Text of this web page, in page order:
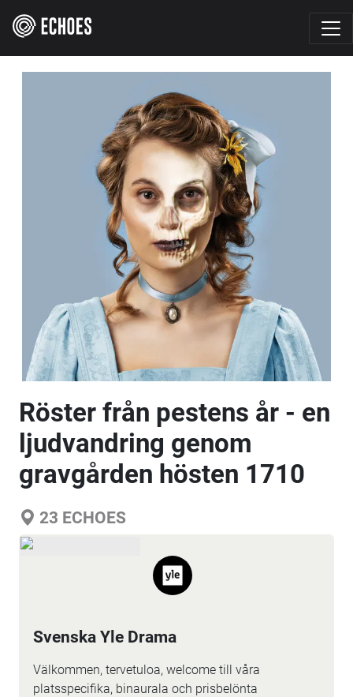
Röster från pestens år - en
ljudvandring genom
gravgården hösten 1710
23 ECHOES
Svenska Yle Drama
Välkommen, tervetuloa, welcome till våra
platsspecifika, binaurala och prisbelönta